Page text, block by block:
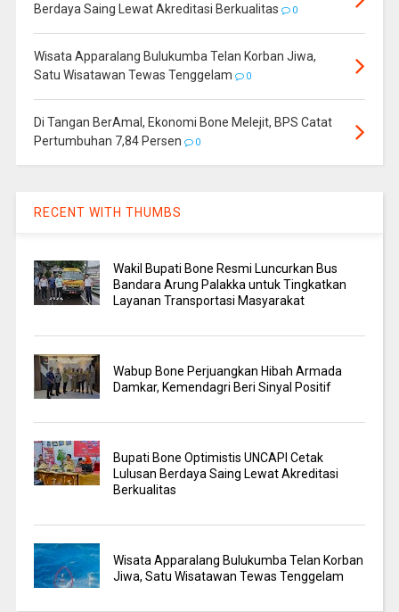
Berdaya Saing Lewat Akreditasi Berkualitas
0
Wisata Apparalang Bulukumba Telan Korban Jiwa,
Satu Wisatawan Tewas Tenggelam
0
Di Tangan BerAmal, Ekonomi Bone Melejit, BPS Catat
Pertumbuhan 7,84 Persen
0
RECENT WITH THUMBS
Wakil Bupati Bone Resmi Luncurkan Bus
Bandara Arung Palakka untuk Tingkatkan
Layanan Transportasi Masyarakat
Wabup Bone Perjuangkan Hibah Armada
Damkar, Kemendagri Beri Sinyal Positif
Bupati Bone Optimistis UNCAPI Cetak
Lulusan Berdaya Saing Lewat Akreditasi
Berkualitas
Wisata Apparalang Bulukumba Telan Korban
Jiwa, Satu Wisatawan Tewas Tenggelam